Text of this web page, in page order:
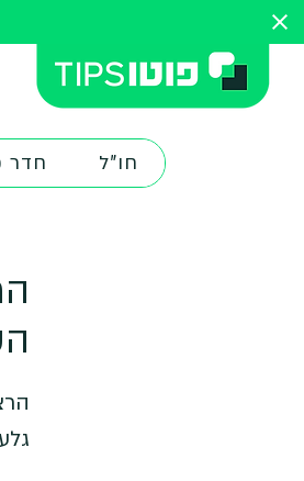
חו"ל חדר